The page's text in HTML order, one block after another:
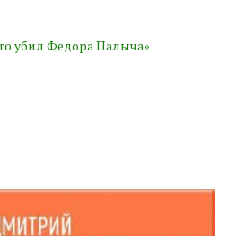
убил Федора Палыча»